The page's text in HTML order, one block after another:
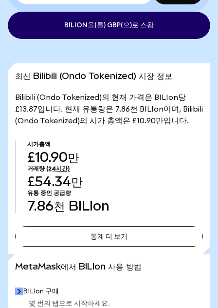
BILION을(를) GBP(으)로 스왑
최신 Bilibili (Ondo Tokenized) 시장 정보
Bilibili (Ondo Tokenized)의 현재 가격은 BILIon당
£13.87입니다. 현재 유통량은 7.86천 BILIon이며, Bilibili
(Ondo Tokenized)의 시가 총액은 £10.90만입니다.
시가총액
£10.90만
거래량 (24시간)
£54.34만
유통 중인 공급량
7.86천 BILIon
통계 더 보기
MetaMask에서 BILIon 사용 방법
BILIon 구매
몇 번의 탭으로 시작하세요.